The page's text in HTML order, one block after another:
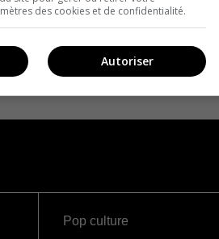
Pop culture
des cookies et de confidentialité.
Autoriser